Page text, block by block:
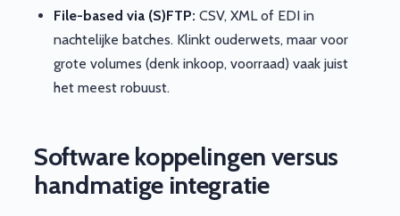
File-based via (S)FTP: CSV, XML of EDI in
nachtelijke batches. Klinkt ouderwets, maar voor
grote volumes (denk inkoop, voorraad) vaak juist
het meest robuust.
Software koppelingen versus
handmatige integratie